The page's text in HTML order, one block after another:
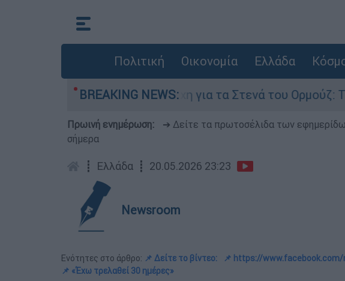
Πολιτική Οικονομία Ελλάδα
BREAKING NEWS:
Η μάχη για τα Στενά του Ορμούζ: Τι κρύβεται
Πρωινή ενημέρωση: ➔ Δείτε τα πρωτοσέλιδα των
σήμερα
┋ Ελλάδα ┋ 20.05.2026 23:23
Newsroom
Ενότητες στο άρθρο: 📌 Δείτε το βίντεο:
📌 https://
📌 «Έχω τρελαθεί 30 ημέρες»